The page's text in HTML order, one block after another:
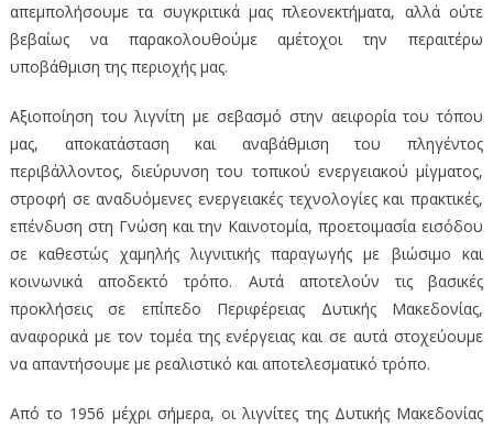
απεμπολήσουμε τα συγκριτικά μας πλεονεκτήματα, αλλά ούτε
βεβαίως να παρακολουθούμε αμέτοχοι την περαιτέρω
υποβάθμιση της περιοχής μας.
Αξιοποίηση του λιγνίτη με σεβασμό στην αειφορία του τόπου
μας, αποκατάσταση και αναβάθμιση του πληγέντος
περιβάλλοντος, διεύρυνση του τοπικού ενεργειακού μίγματος,
στροφή σε αναδυόμενες ενεργειακές τεχνολογίες και πρακτικές,
επένδυση στη Γνώση και την Καινοτομία, προετοιμασία εισόδου
σε καθεστώς χαμηλής λιγνιτικής παραγωγής με βιώσιμο και
κοινωνικά αποδεκτό τρόπο. Αυτά αποτελούν τις βασικές
προκλήσεις σε επίπεδο Περιφέρειας Δυτικής Μακεδονίας,
αναφορικά με τον τομέα της ενέργειας και σε αυτά στοχεύουμε
να απαντήσουμε με ρεαλιστικό και αποτελεσματικό τρόπο.
Από το 1956 μέχρι σήμερα, οι λιγνίτες της Δυτικής Μακεδονίας